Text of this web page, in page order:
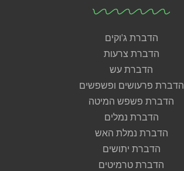
הדברת ג'וקים
הדברת צרעות
הדברת עש
הדברת פרעושים ופשפשים
הדברת פשפש המיטה
הדברת נמלים
הדברת נמלת האש
הדברת יתושים
הדברת טרמיטים